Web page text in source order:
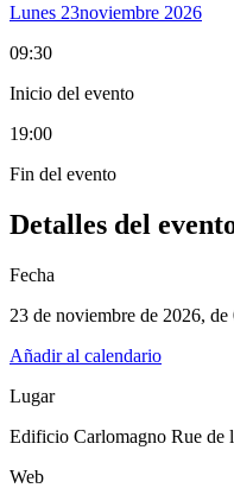
Lunes 23Noviembre 2026
09:30
Inicio del evento
19:00
Fin del evento
Detalles del
Fecha
23 de noviembre de 2026, de
Añadir al calendario
Lugar
Edificio Carlomagno Rue
Web